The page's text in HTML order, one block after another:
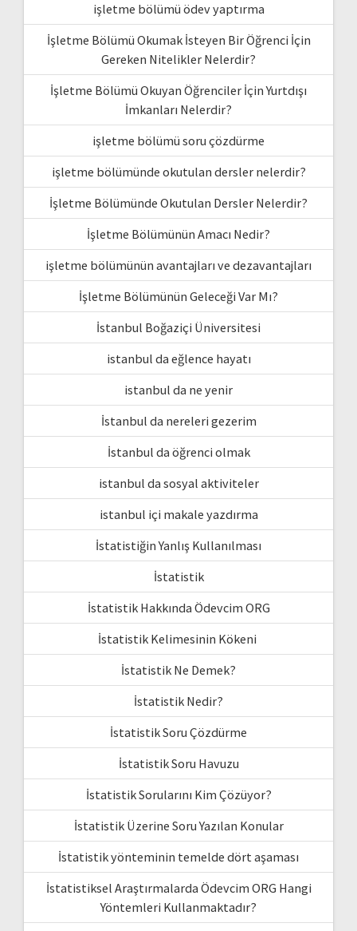
işletme bölümü ödev yaptırma
İşletme Bölümü Okumak İsteyen Bir Öğrenci İçin
Gereken Nitelikler Nelerdir?
İşletme Bölümü Okuyan Öğrenciler İçin Yurtdışı
İmkanları Nelerdir?
işletme bölümü soru çözdürme
işletme bölümünde okutulan dersler nelerdir?
İşletme Bölümünde Okutulan Dersler Nelerdir?
İşletme Bölümünün Amacı Nedir?
işletme bölümünün avantajları ve dezavantajları
İşletme Bölümünün Geleceği Var Mı?
İstanbul Boğaziçi Üniversitesi
istanbul da eğlence hayatı
istanbul da ne yenir
İstanbul da nereleri gezerim
İstanbul da öğrenci olmak
istanbul da sosyal aktiviteler
istanbul içi makale yazdırma
İstatistiğin Yanlış Kullanılması
İstatistik
İstatistik Hakkında Ödevcim ORG
İstatistik Kelimesinin Kökeni
İstatistik Ne Demek?
İstatistik Nedir?
İstatistik Soru Çözdürme
İstatistik Soru Havuzu
İstatistik Sorularını Kim Çözüyor?
İstatistik Üzerine Soru Yazılan Konular
İstatistik yönteminin temelde dört aşaması
İstatistiksel Araştırmalarda Ödevcim ORG Hangi
Yöntemleri Kullanmaktadır?